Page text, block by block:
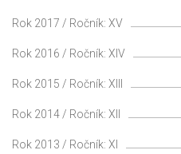
Rok 2017 / Ročník: XV
Rok 2016 / Ročník: XIV
Rok 2015 / Ročník: XIII
Rok 2014 / Ročník: XII
Rok 2013 / Ročník: XI